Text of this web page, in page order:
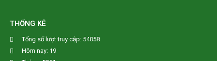
THỐNG KÊ
Tổng số lượt truy cập: 54058
Hôm nay: 19